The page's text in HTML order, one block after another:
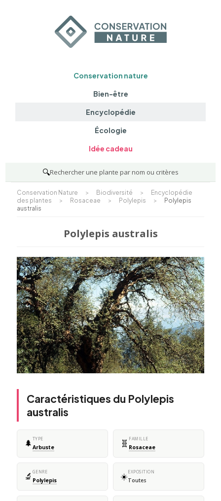
Conservation nature
Bien-être
Encyclopédie
Écologie
Idée cadeau
🔍Rechercher une plante par nom ou critères
Conservation Nature > Biodiversité >
Encyclopédie
des plantes
> Rosaceae > Polylepis >
Polylepis
australis
Polylepis australis
Caractéristiques du Polylepis
australis
🌲 TYPE
Arbuste 🧬 FAMILLE
Rosaceae
🔬 GENRE
Polylepis ☀️EXPOSITION
Toutes